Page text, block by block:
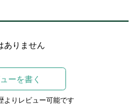
ありません
ーを書く
よりレビュー可能です